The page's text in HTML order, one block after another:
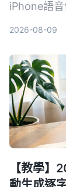
iPhone語
2026-08-09
【教學